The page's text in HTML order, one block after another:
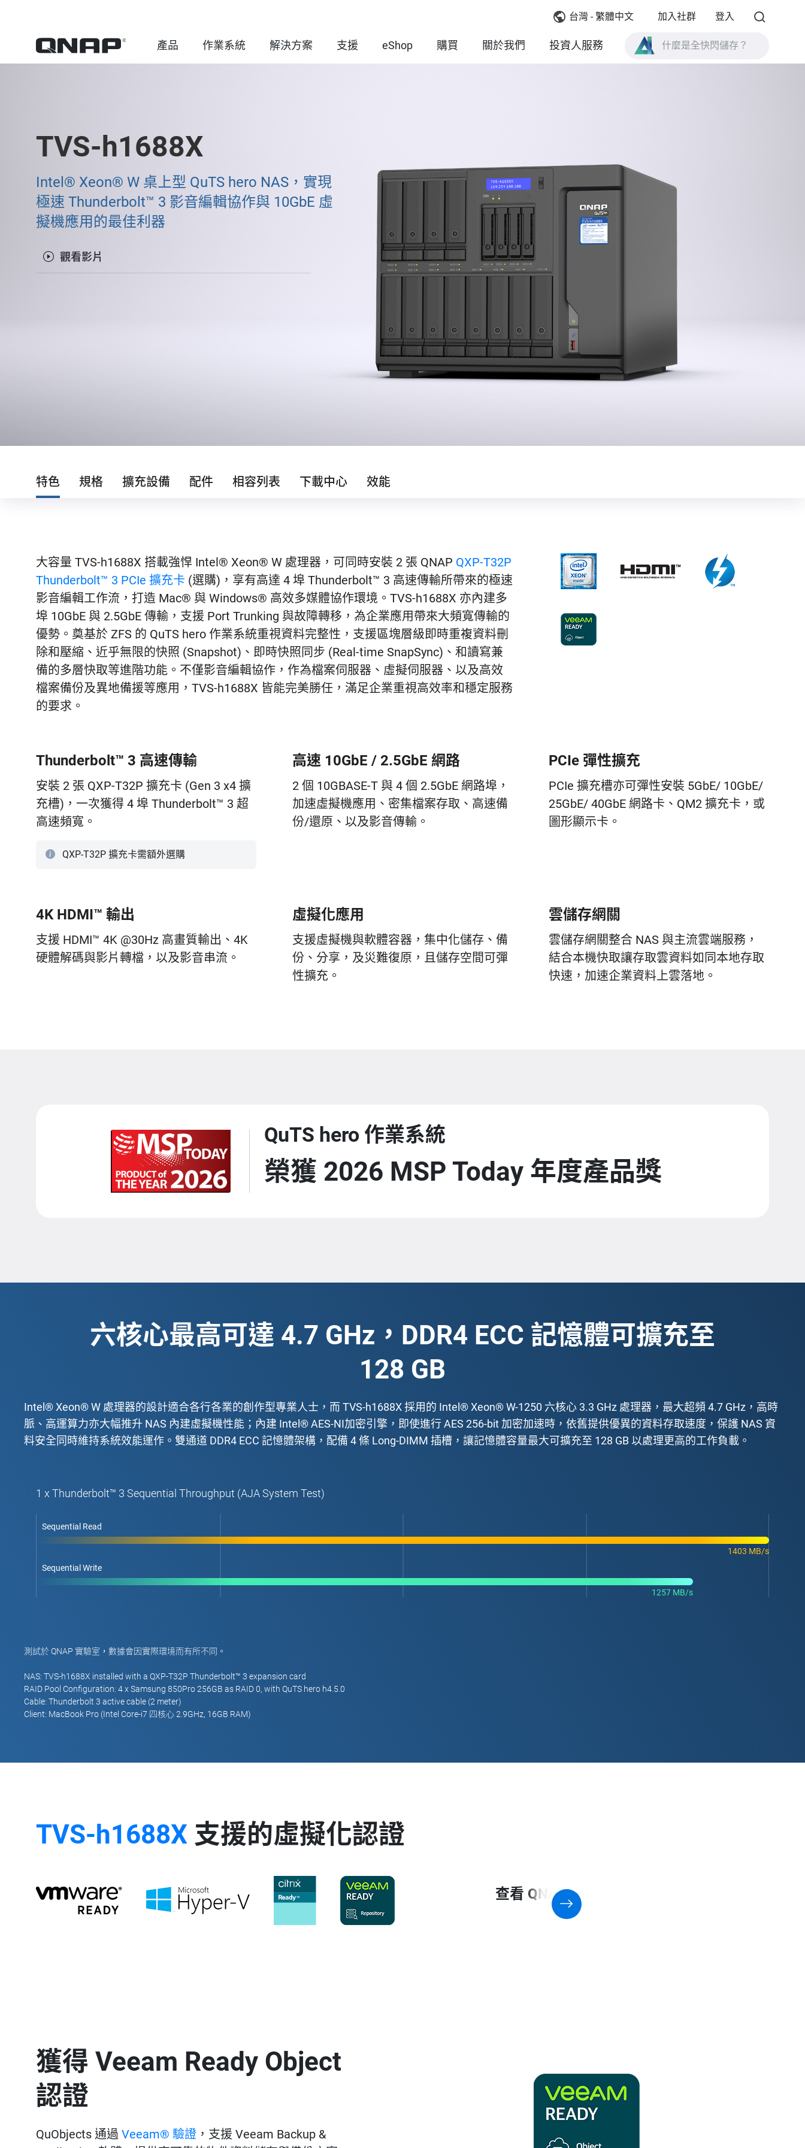
台灣 - 繁體中文 加入社群 登入
產品 作業系統 解決方案 支援 eShop 購買 關於我們 投資人服務
什麼是 High Availability ？
TVS-h1688X
Intel® Xeon® W 桌上型 QuTS hero NAS，實現
極速 Thunderbolt™ 3 影音編輯協作與 10GbE 虛
擬機應用的最佳利器
觀看影片
特色 規格 擴充設備 配件 相容列表 下載中心 效能
大容量 TVS-h1688X 搭載強悍 Intel® Xeon® W 處理器，可同時安裝 2 張 QNAP QXP-T32P
Thunderbolt™ 3 PCIe 擴充卡 (選購)，享有高達 4 埠 Thunderbolt™ 3 高速傳輸所帶來的極速
影音編輯工作流，打造 Mac® 與 Windows® 高效多媒體協作環境。TVS-h1688X 亦內建多
埠 10GbE 與 2.5GbE 傳輸，支援 Port Trunking 與故障轉移，為企業應用帶來大頻寬傳輸的
優勢。奠基於 ZFS 的 QuTS hero 作業系統重視資料完整性，支援區塊層級即時重複資料刪
除和壓縮、近乎無限的快照 (Snapshot)、即時快照同步 (Real-time SnapSync)、和讀寫兼
備的多層快取等進階功能。不僅影音編輯協作，作為檔案伺服器、虛擬伺服器、以及高效
檔案備份及異地備援等應用，TVS-h1688X 皆能完美勝任，滿足企業重視高效率和穩定服務
的要求。
Thunderbolt™ 3 高速傳輸
安裝 2 張 QXP-T32P 擴充卡 (Gen 3 x4 擴
充槽)，一次獲得 4 埠 Thunderbolt™ 3 超
高速頻寬。
QXP-T32P 擴充卡需額外選購
高速 10GbE / 2.5GbE 網路
2 個 10GBASE-T 與 4 個 2.5GbE 網路埠，
加速虛擬機應用、密集檔案存取、高速備
份/還原、以及影音傳輸。
PCIe 彈性擴充
PCIe 擴充槽亦可彈性安裝 5GbE/ 10GbE/
25GbE/ 40GbE 網路卡、QM2 擴充卡，或
圖形顯示卡。
4K HDMI™ 輸出
支援 HDMI™ 4K @30Hz 高畫質輸出、4K
硬體解碼與影片轉檔，以及影音串流。
虛擬化應用
支援虛擬機與軟體容器，集中化儲存、備
份、分享，及災難復原，且儲存空間可彈
性擴充。
雲儲存網關
雲儲存網關整合 NAS 與主流雲端服務，
結合本機快取讓存取雲資料如同本地存取
快速，加速企業資料上雲落地。
QuTS hero 作業系統
榮獲 2026 MSP Today 年度產品獎
六核心最高可達 4.7 GHz，DDR4 ECC 記憶體可擴充至
128 GB
Intel® Xeon® W 處理器的設計適合各行各業的創作型專業人士，而 TVS-h1688X 採用的 Intel® Xeon® W-1250 六核心 3.3 GHz 處理器，最大超頻 4.7 GHz，高時
脈、高運算力亦大幅推升 NAS 內建虛擬機性能；內建 Intel® AES-NI加密引擎，即使進行 AES 256-bit 加密加速時，依舊提供優異的資料存取速度，保護 NAS 資
料安全同時維持系統效能運作。雙通道 DDR4 ECC 記憶體架構，配備 4 條 Long-DIMM 插槽，讓記憶體容量最大可擴充至 128 GB 以處理更高的工作負載。
1 x Thunderbolt™ 3 Sequential Throughput (AJA System Test)
Sequential Read
1403 MB/s
Sequential Write
1257 MB/s
測試於 QNAP 實驗室，數據會因實際環境而有所不同。
NAS: TVS-h1688X installed with a QXP-T32P Thunderbolt™ 3 expansion card
RAID Pool Configuration: 4 x Samsung 850Pro 256GB as RAID 0, with QuTS hero h4.5.0
Cable: Thunderbolt 3 active cable (2 meter)
Client: MacBook Pro (Intel Core-i7 四核心 2.9GHz, 16GB RAM)
TVS-h1688X 支援的虛擬化認證
查看 QNAP NAS 虛擬化應用的支援
獲得 Veeam Ready Object
認證
QuObjects 通過 Veeam® 驗證 ，支援 Veeam Backup &